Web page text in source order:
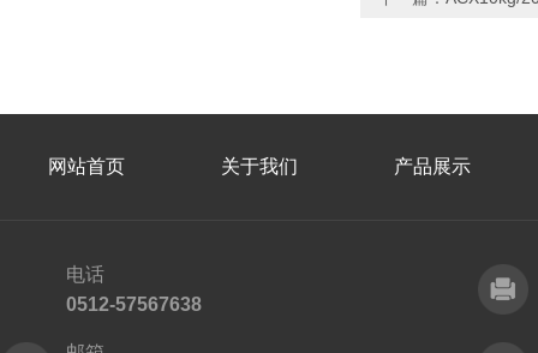
网站首页 关于我们 产品展示
电话
0512-57567638